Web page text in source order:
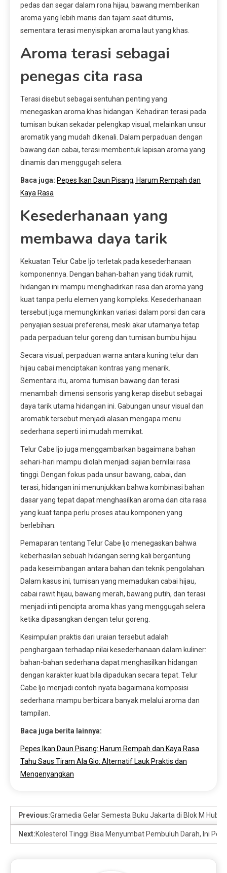
pedas dan segar dalam rona hijau, bawang memberikan
aroma yang lebih manis dan tajam saat ditumis,
sementara terasi menyisipkan aroma laut yang khas.
Aroma terasi sebagai
penegas cita rasa
Terasi disebut sebagai sentuhan penting yang
menegaskan aroma khas hidangan. Kehadiran terasi pada
tumisan bukan sekadar pelengkap visual, melainkan unsur
aromatik yang mudah dikenali. Dalam perpaduan dengan
bawang dan cabai, terasi membentuk lapisan aroma yang
dinamis dan menggugah selera.
Baca juga: Pepes Ikan Daun Pisang, Harum Rempah dan
Kaya Rasa
Kesederhanaan yang
membawa daya tarik
Kekuatan Telur Cabe Ijo terletak pada kesederhanaan
komponennya. Dengan bahan-bahan yang tidak rumit,
hidangan ini mampu menghadirkan rasa dan aroma yang
kuat tanpa perlu elemen yang kompleks. Kesederhanaan
tersebut juga memungkinkan variasi dalam porsi dan cara
penyajian sesuai preferensi, meski akar utamanya tetap
pada perpaduan telur goreng dan tumisan bumbu hijau.
Secara visual, perpaduan warna antara kuning telur dan
hijau cabai menciptakan kontras yang menarik.
Sementara itu, aroma tumisan bawang dan terasi
menambah dimensi sensoris yang kerap disebut sebagai
daya tarik utama hidangan ini. Gabungan unsur visual dan
aromatik tersebut menjadi alasan mengapa menu
sederhana seperti ini mudah memikat.
Telur Cabe Ijo juga menggambarkan bagaimana bahan
sehari-hari mampu diolah menjadi sajian bernilai rasa
tinggi. Dengan fokus pada unsur bawang, cabai, dan
terasi, hidangan ini menunjukkan bahwa kombinasi bahan
dasar yang tepat dapat menghasilkan aroma dan cita rasa
yang kuat tanpa perlu proses atau komponen yang
berlebihan.
Pemaparan tentang Telur Cabe Ijo menegaskan bahwa
keberhasilan sebuah hidangan sering kali bergantung
pada keseimbangan antara bahan dan teknik pengolahan.
Dalam kasus ini, tumisan yang memadukan cabai hijau,
cabai rawit hijau, bawang merah, bawang putih, dan terasi
menjadi inti pencipta aroma khas yang menggugah selera
ketika dipasangkan dengan telur goreng.
Kesimpulan praktis dari uraian tersebut adalah
penghargaan terhadap nilai kesederhanaan dalam kuliner:
bahan-bahan sederhana dapat menghasilkan hidangan
dengan karakter kuat bila dipadukan secara tepat. Telur
Cabe Ijo menjadi contoh nyata bagaimana komposisi
sederhana mampu berbicara banyak melalui aroma dan
tampilan.
Baca juga berita lainnya:
Pepes Ikan Daun Pisang: Harum Rempah dan Kaya Rasa
Tahu Saus Tiram Ala Gio: Alternatif Lauk Praktis dan
Mengenyangkan
Previous:Gramedia Gelar Semesta Buku Jakarta di Blok M Hub,
Next:Kolesterol Tinggi Bisa Menyumbat Pembuluh Darah, Ini